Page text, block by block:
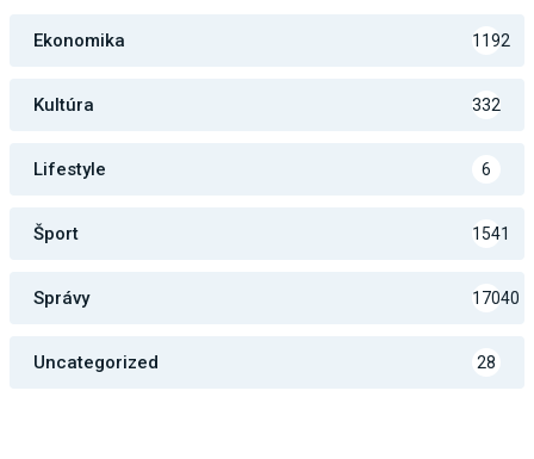
Ekonomika 1192
Kultúra 332
Lifestyle 6
Šport 1541
Správy 17040
Uncategorized 28